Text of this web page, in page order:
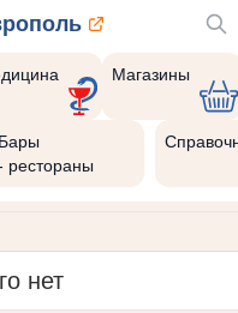
Магазины
Бары
рестораны
нет